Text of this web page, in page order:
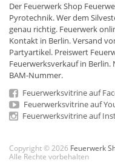
Der Feuerwerk Shop
Pyrotechnik. Wer dem
genau richtig. Feuerwerk
Kontakt in Berlin. Versand
Partyartikel. Preiswert
Feuerwerksverkauf in
BAM-Nummer.
Feuerwerksvitrine auf
Feuerwerksvitrine auf
Feuerwerksvitrine auf
Copyright © 2026 Feuerwerk
Alle Rechte vorbehalten